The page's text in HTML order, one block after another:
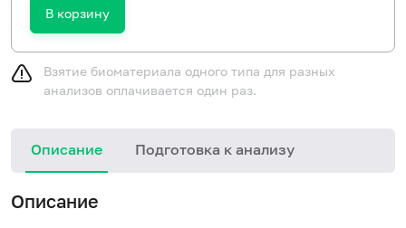
В корзину
Взятие биоматериала одного типа для разных
анализов оплачивается один раз.
Описание Подготовка к анализу
Описание